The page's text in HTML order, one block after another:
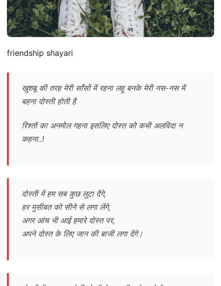
friendship shayari
खुशबू की तरह मेरी साँसों में रहना लहू बनके मेरी नस-नस में
बहना दोस्ती होती है
रिश्तों का अनमोल गहना इसलिए दोस्त को कभी अलविदा न
कहना..!
दोस्ती में हम सब कुछ लुटा देंगे,
हर मुसीबत को सीने से लगा लेंगे,
अगर आंच भी आई हमारे दोस्त पर,
अपने दोस्त के लिए जान की बाजी लगा देंगे।